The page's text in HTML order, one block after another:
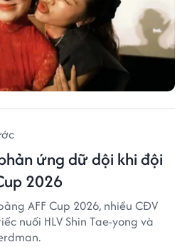
ứng dữ dội khi đội
2026
AFF Cup 2026, nhiều CĐV
nuối HLV Shin Tae-yong và